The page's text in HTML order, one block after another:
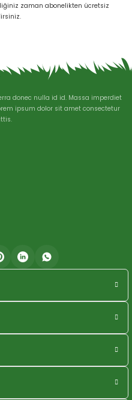
zaman abonelikten ücretsiz
donec nulla id id. Massa imperdiet
ipsum dolor sit amet consectetur